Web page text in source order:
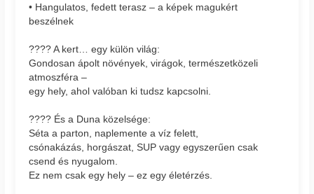
• Hangulatos, fedett terasz – a képek magukért
beszélnek
???? A kert… egy külön világ:
Gondosan ápolt növények, virágok, természetközeli
atmoszféra –
egy hely, ahol valóban ki tudsz kapcsolni.
???? És a Duna közelsége:
Séta a parton, naplemente a víz felett,
csónakázás, horgászat, SUP vagy egyszerűen csak
csend és nyugalom.
Ez nem csak egy hely – ez egy életérzés.